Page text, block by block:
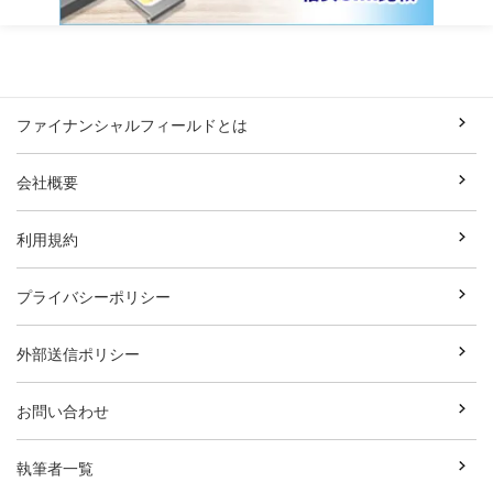
ファイナンシャルフィールドとは
会社概要
利用規約
プライバシーポリシー
外部送信ポリシー
お問い合わせ
執筆者一覧